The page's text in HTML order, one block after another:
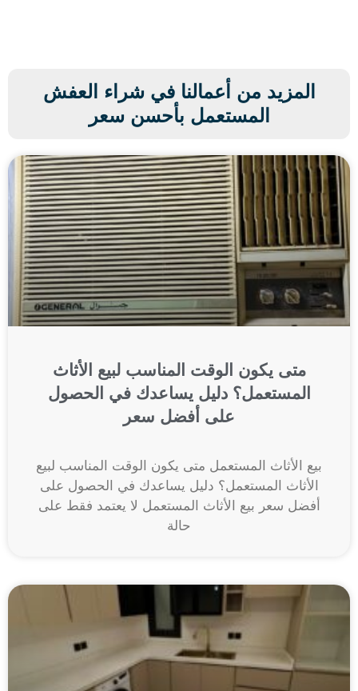
المزيد من أعمالنا في شراء العفش
المستعمل بأحسن سعر
متى يكون الوقت المناسب لبيع الأثاث
المستعمل؟ دليل يساعدك في الحصول
على أفضل سعر
بيع الأثاث المستعمل متى يكون الوقت المناسب لبيع
الأثاث المستعمل؟ دليل يساعدك في الحصول على
أفضل سعر بيع الأثاث المستعمل لا يعتمد فقط على
حالة